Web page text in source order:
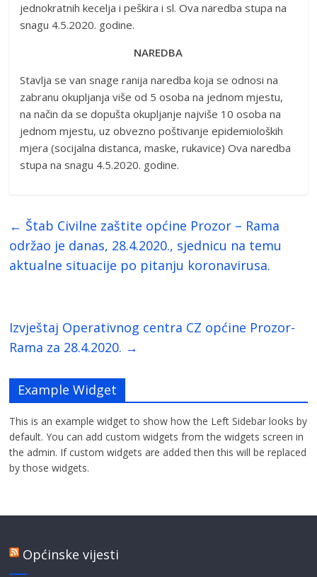
jednokratnih kecelja i peškira i sl. Ova naredba stupa na
snagu 4.5.2020. godine.
NAREDBA
Stavlja se van snage ranija naredba koja se odnosi na
zabranu okupljanja više od 5 osoba na jednom mjestu,
na način da se dopušta okupljanje najviše 10 osoba na
jednom mjestu, uz obvezno poštivanje epidemioloških
mjera (socijalna distanca, maske, rukavice) Ova naredba
stupa na snagu 4.5.2020. godine.
← Štab Civilne zaštite općine Prozor – Rama
održao je danas, 28.4.2020., sjednicu na temu
aktualne situacije po pitanju koronavirusa.
Izvještaj Operativnog centra CZ općine Prozor-
Rama za 28.4.2020. →
Example Widget
This is an example widget to show how the Left Sidebar looks by
default. You can add custom widgets from the widgets screen in
the admin. If custom widgets are added then this will be replaced
by those widgets.
Općinske vijesti